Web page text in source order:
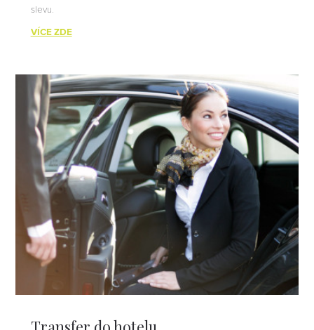
slevu.
VÍCE ZDE